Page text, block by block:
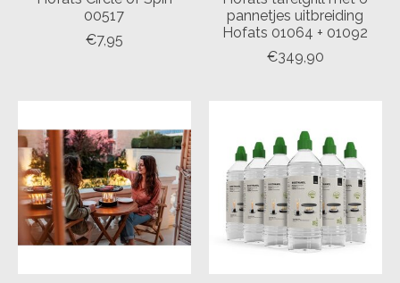
00517
€7,95
pannetjes uitbreiding
Hofats 01064 + 01092
€349,90